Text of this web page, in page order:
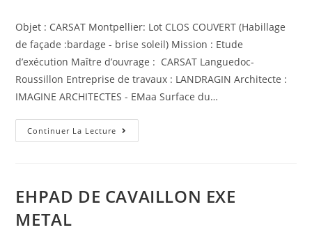
Objet : CARSAT Montpellier: Lot CLOS COUVERT (Habillage
de façade :bardage - brise soleil) Mission : Etude
d’exécution Maître d’ouvrage : CARSAT Languedoc-
Roussillon Entreprise de travaux : LANDRAGIN Architecte :
IMAGINE ARCHITECTES - EMaa Surface du…
Continuer La Lecture
EHPAD DE CAVAILLON EXE
METAL